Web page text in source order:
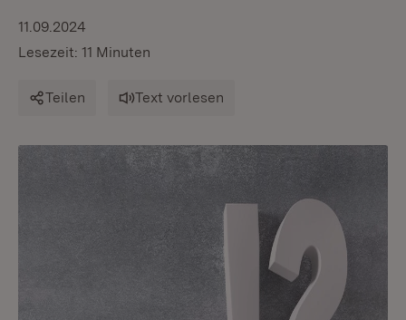
11.09.2024
Lesezeit: 11 Minuten
Teilen Text vorlesen